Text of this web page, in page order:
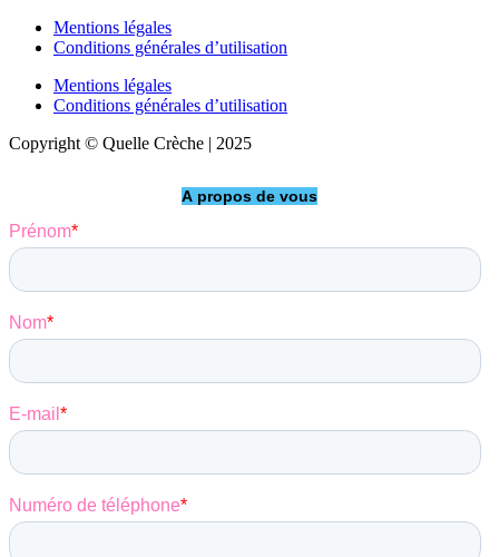
Mentions légales
Conditions générales d’utilisation
Mentions légales
Conditions générales d’utilisation
Copyright © Quelle Crèche | 2025